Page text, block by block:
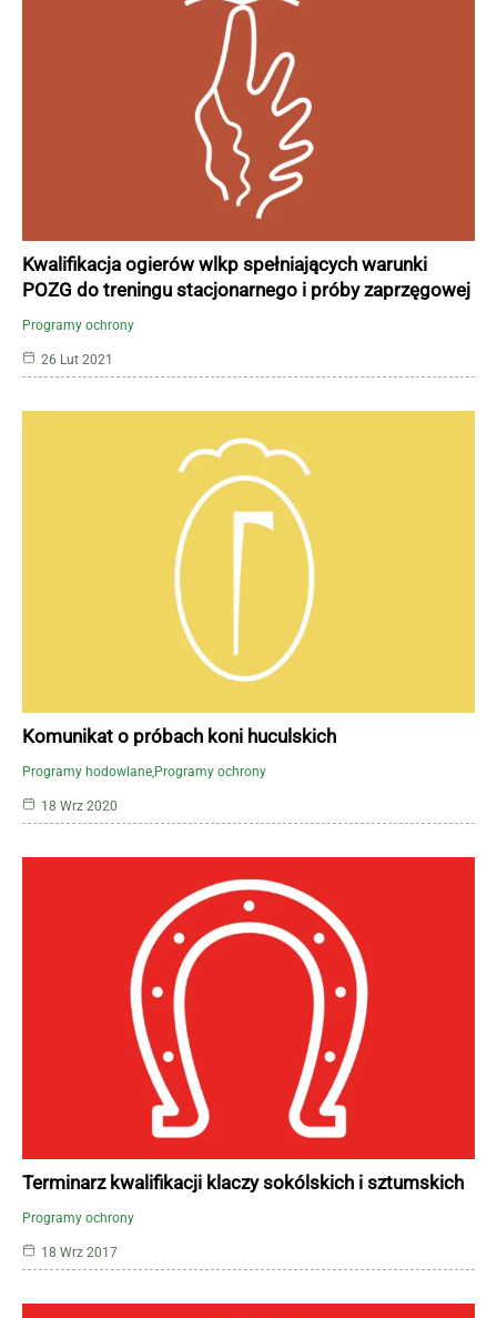
Programy ochrony
Kwalifikacja ogierów wlkp spełniających warunki
POZG do treningu stacjonarnego i próby zaprzęgowej
26 Lut 2021
Programy hodowlane Programy ochrony
Komunikat o próbach koni huculskich
18 Wrz 2020
Programy ochrony
Terminarz kwalifikacji klaczy sokólskich i sztumskich
18 Wrz 2017